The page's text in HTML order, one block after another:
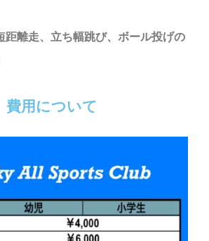
距離走、立ち幅跳び、ボール投げの
費用について